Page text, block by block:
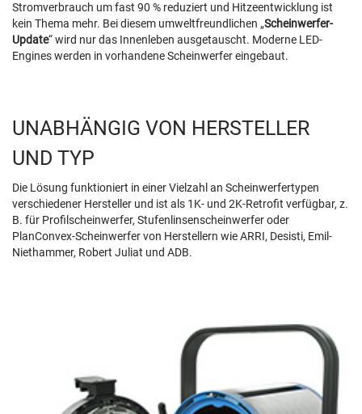
Stromverbrauch um fast 90 % reduziert und Hitzeentwicklung ist
kein Thema mehr. Bei diesem umweltfreundlichen „Scheinwerfer-
Update“ wird nur das Innenleben ausgetauscht. Moderne LED-
Engines werden in vorhandene Scheinwerfer eingebaut.
UNABHÄNGIG VON HERSTELLER
UND TYP
Die Lösung funktioniert in einer Vielzahl an Scheinwerfertypen
verschiedener Hersteller und ist als 1K- und 2K-Retrofit verfügbar, z.
B. für Profilscheinwerfer, Stufenlinsenscheinwerfer oder
PlanConvex-Scheinwerfer von Herstellern wie ARRI, Desisti, Emil-
Niethammer, Robert Juliat und ADB.